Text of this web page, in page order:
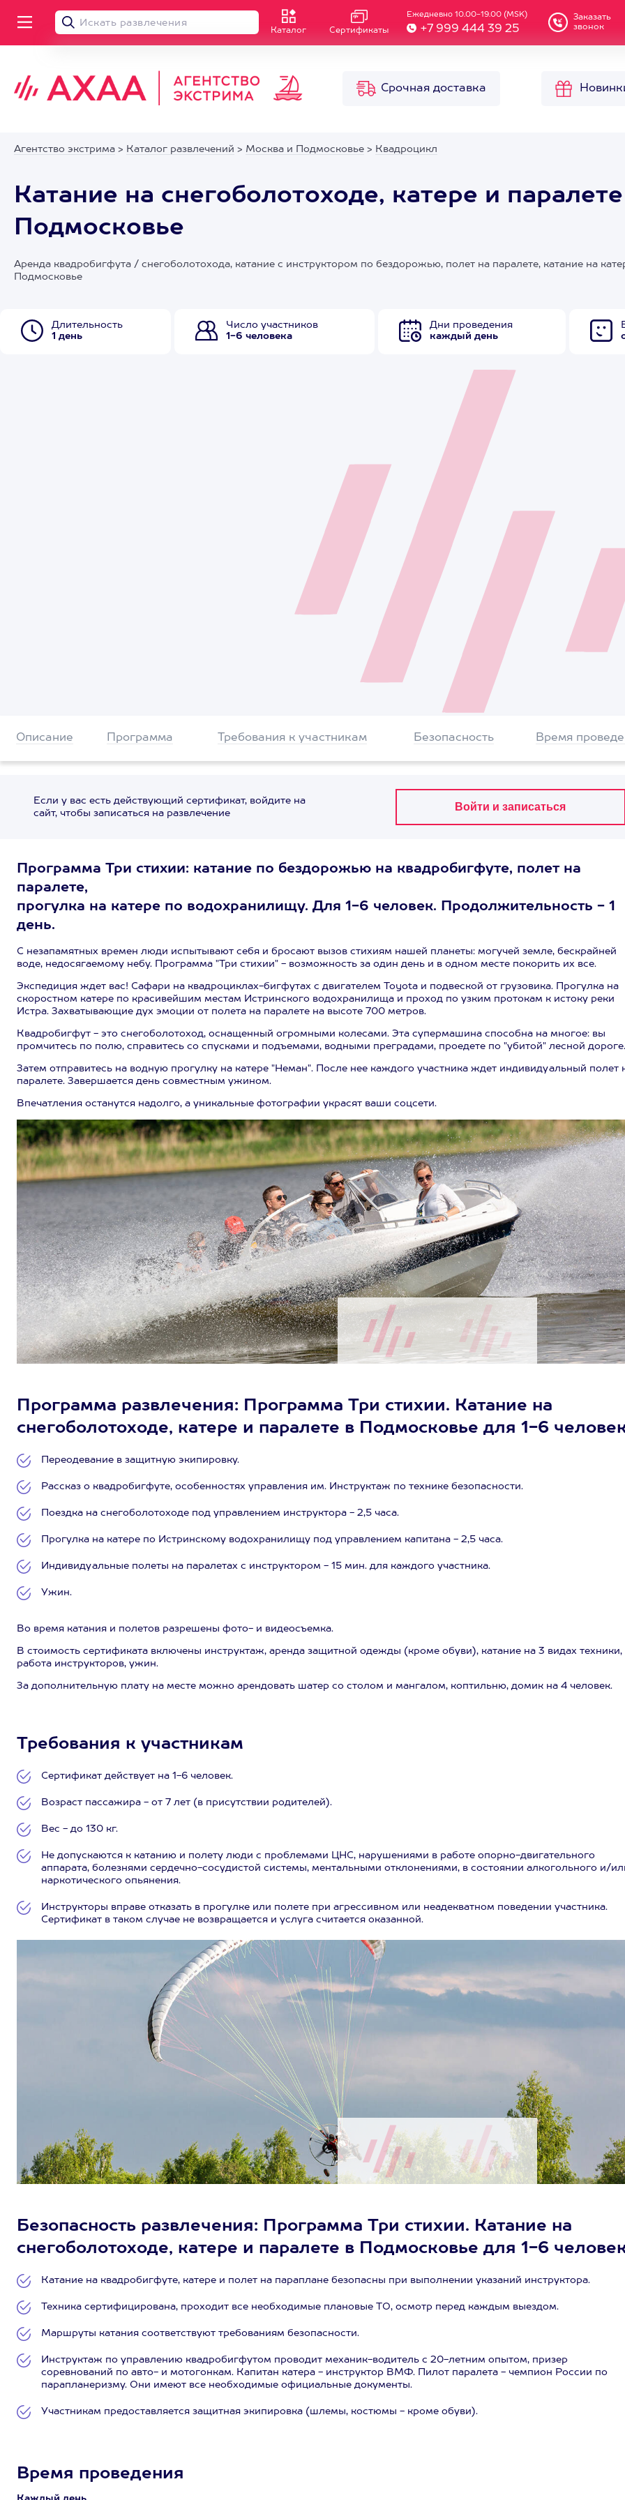
Каталог Сертификаты
Ежедневно 10.00-19.00 (MSK)
+7 999 444 39 25
Заказать
звонок
Срочная доставка
Агентство экстрима > Каталог развлечений > Москва и Подмосковье > Квадроцикл
Катание на снегоболотоходе, катере и
Подмосковье
Аренда квадробигфута / снегоболотохода, катание с инструктором по бездорожью, полет на паралете, катание на
Подмосковье
Длительность
1 день
Число участников
1-6 человека
Дни проведения
каждый день
Описание Программа Требования к участникам Безопасность Время
Если у вас есть действующий сертификат, войдите на
сайт, чтобы записаться на развлечение
Программа Три стихии: катание по бездорожью на квадробигфуте, полет на
паралете,
прогулка на катере по водохранилищу. Для 1-6 человек. Продолжительность - 1
день.
С незапамятных времен люди испытывают себя и бросают вызов стихиям нашей планеты: могучей земле, бескрайней
воде, недосягаемому небу. Программа "Три стихии" - возможность за один день и в одном месте покорить их все.
Экспедиция ждет вас! Сафари на квадроциклах-бигфутах с двигателем Toyota и подвеской от грузовика. Прогулка на
скоростном катере по красивейшим местам Истринского водохранилища и проход по узким протокам к истоку реки
Истра. Захватывающие дух эмоции от полета на паралете на высоте 700 метров.
Квадробигфут - это снегоболотоход, оснащенный огромными колесами. Эта супермашина способна на многое: вы
промчитесь по полю, справитесь со спусками и подъемами, водными преградами, проедете по "убитой" лесной дороге.
Затем отправитесь на водную прогулку на катере "Неман". После нее каждого участника ждет индивидуальный полет
паралете. Завершается день совместным ужином.
Впечатления останутся надолго, а уникальные фотографии украсят ваши соцсети.
Программа развлечения: Программа Три стихии. Катание на
снегоболотоходе, катере и паралете в Подмосковье для 1-6
Переодевание в защитную экипировку.
Рассказ о квадробигфуте, особенностях управления им. Инструктаж по технике безопасности.
Поездка на снегоболотоходе под управлением инструктора - 2,5 часа.
Прогулка на катере по Истринскому водохранилищу под управлением капитана - 2,5 часа.
Индивидуальные полеты на паралетах с инструктором - 15 мин. для каждого участника.
Ужин.
Во время катания и полетов разрешены фото- и видеосъемка.
В стоимость сертификата включены инструктаж, аренда защитной одежды (кроме обуви), катание на 3 видах техники,
работа инструкторов, ужин.
За дополнительную плату на месте можно арендовать шатер со столом и мангалом, коптильню, домик на 4 человек.
Требования к участникам
Сертификат действует на 1-6 человек.
Возраст пассажира - от 7 лет (в присутствии родителей).
Вес - до 130 кг.
Не допускаются к катанию и полету люди с проблемами ЦНС, нарушениями в работе опорно-двигательного
аппарата, болезнями сердечно-сосудистой системы, ментальными отклонениями, в состоянии алкогольного и/
наркотического опьянения.
Инструкторы вправе отказать в прогулке или полете при агрессивном или неадекватном поведении участника.
Сертификат в таком случае не возвращается и услуга считается оказанной.
Безопасность развлечения: Программа Три стихии. Катание на
снегоболотоходе, катере и паралете в Подмосковье для 1-6
Катание на квадробигфуте, катере и полет на параплане безопасны при выполнении указаний инструктора.
Техника сертифицирована, проходит все необходимые плановые ТО, осмотр перед каждым выездом.
Маршруты катания соответствуют требованиям безопасности.
Инструктаж по управлению квадробигфутом проводит механик-водитель с 20-летним опытом, призер
соревнований по авто- и мотогонкам. Капитан катера - инструктор ВМФ. Пилот паралета - чемпион России по
парапланеризму. Они имеют все необходимые официальные документы.
Участникам предоставляется защитная экипировка (шлемы, костюмы - кроме обуви).
Время проведения